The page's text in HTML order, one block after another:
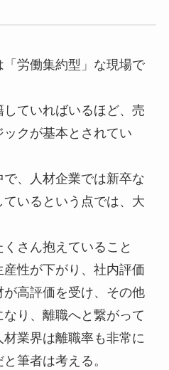
労働集約型」な現場で
ていればいるほど、売
クが基本とされてい
、人材企業では新卒な
いるという点では、大
さん抱えていること
性が下がり、社内評価
高評価を受け、その他
り、離職へと繋がって
業界は離職率も非常に
筆者は考える。